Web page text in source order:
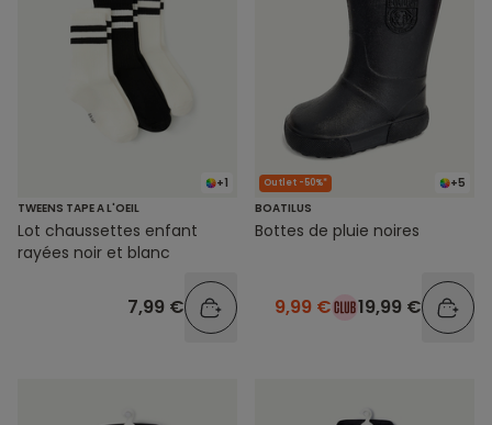
+1
TWEENS TAPE A L'OEIL
Lot chaussettes enfant
rayées noir et blanc
7,99 €
+5
Outlet -50%*
BOATILUS
Bottes de pluie noires
9,99 € 19,99 €